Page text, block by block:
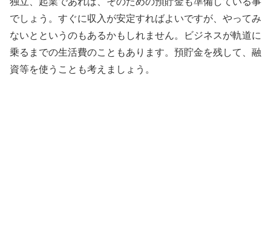
でしょう。すぐに収入が安定すればよいですが、やってみ
ないとというのもあるかもしれません。ビジネスが軌道に
乗るまでの生活費のこともあります。預貯金を残して、融
資等を使うことも考えましょう。